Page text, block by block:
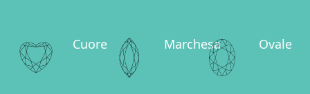
Cuore Marchesa Ovale